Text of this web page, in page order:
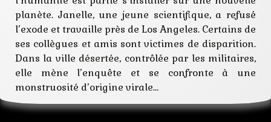
planète. Janelle, une jeune scientifique, a refusé
l’exode et travaille près de Los Angeles. Certains de
ses collègues et amis sont victimes de disparition.
Dans la ville désertée, contrôlée par les militaires,
elle mène l’enquête et se confronte à une
monstruosité d’origine virale…